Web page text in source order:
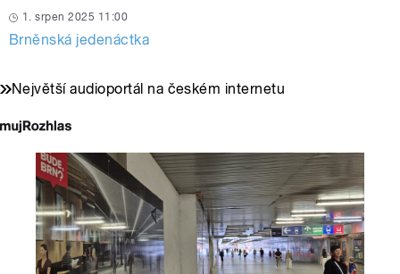
1. srpen 2025 11:00
Brněnská jedenáctka
Největší audioportál na českém internetu